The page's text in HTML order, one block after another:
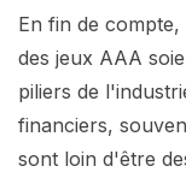
En fin de
des jeux AAA
piliers de
financiers,
sont loin d'être